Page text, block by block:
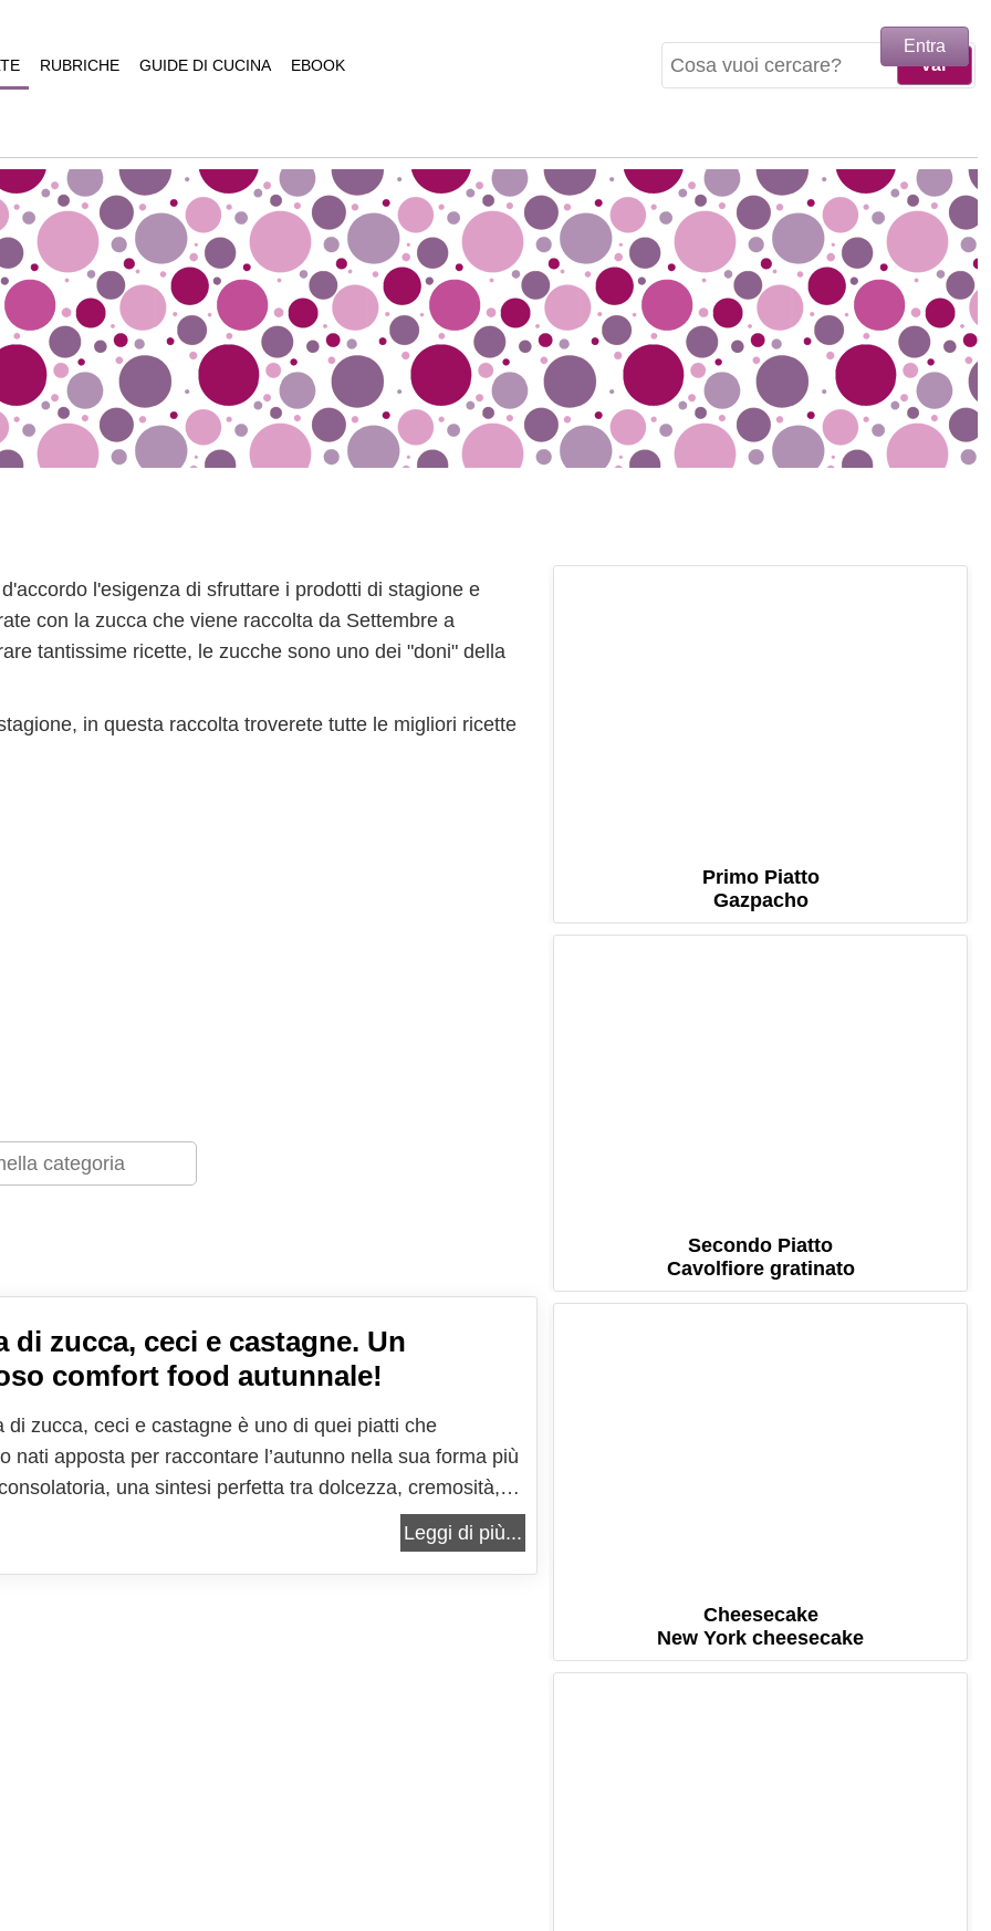
RUBRICHE GUIDE DI CUCINA EBOOK
l'esigenza di sfruttare i prodotti di stagione e
con la zucca che viene raccolta da Settembre a
tantissime ricette, le zucche sono uno dei "doni" della
in questa raccolta troverete tutte le migliori ricette
di zucca, ceci e castagne. Un
comfort food autunnale!
di zucca, ceci e castagne è uno di quei piatti che
nati apposta per raccontare l’autunno nella sua forma più
una sintesi perfetta tra dolcezza, cremosità,
e memoria. È una di quelle preparazioni che già dal
parlano prima ancora di essere servite, un profumo...
Leggi di più...
Primo Piatto
Gazpacho
Secondo Piatto
Cavolfiore gratinato
Cheesecake
New York cheesecake
Entra